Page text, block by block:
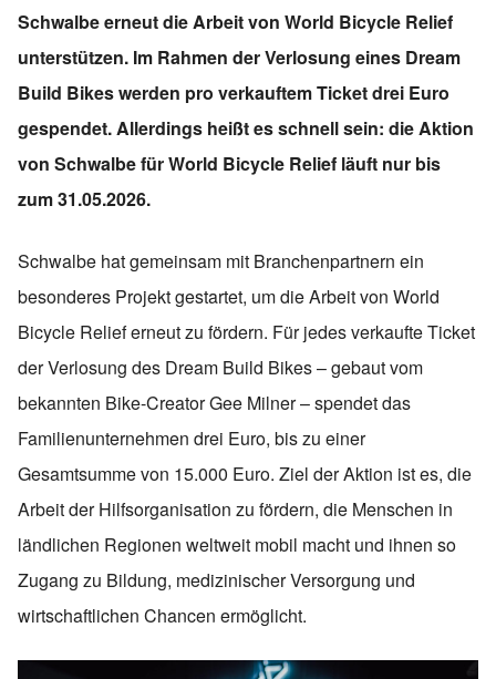
Schwalbe erneut die Arbeit von World Bicycle Relief
unterstützen. Im Rahmen der Verlosung eines Dream
Build Bikes werden pro verkauftem Ticket drei Euro
gespendet. Allerdings heißt es schnell sein: die Aktion
von Schwalbe für World Bicycle Relief läuft nur bis
zum 31.05.2026.
Schwalbe hat gemeinsam mit Branchenpartnern ein
besonderes Projekt gestartet, um die Arbeit von World
Bicycle Relief erneut zu fördern. Für jedes verkaufte Ticket
der Verlosung des Dream Build Bikes – gebaut vom
bekannten Bike-Creator Gee Milner – spendet das
Familienunternehmen drei Euro, bis zu einer
Gesamtsumme von 15.000 Euro. Ziel der Aktion ist es, die
Arbeit der Hilfsorganisation zu fördern, die Menschen in
ländlichen Regionen weltweit mobil macht und ihnen so
Zugang zu Bildung, medizinischer Versorgung und
wirtschaftlichen Chancen ermöglicht.